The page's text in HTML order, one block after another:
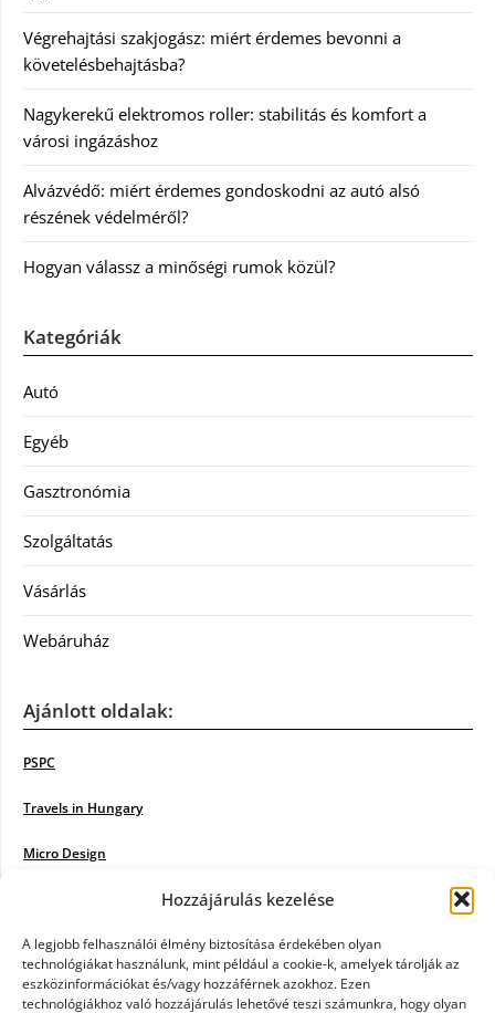
Hozzájárulás kezelése
A legjobb felhasználói élmény biztosítása érdekében olyan
technológiákat használunk, mint például a cookie-k, amelyek tárolják az
eszközinformációkat és/vagy hozzáférnek azokhoz. Ezen
technológiákhoz való hozzájárulás lehetővé teszi számunkra, hogy olyan
Végrehajtási szakjogász: miért érdemes bevonni a
követelésbehajtásba?
Nagykerekű elektromos roller: stabilitás és komfort a
városi ingázáshoz
Alvázvédő: miért érdemes gondoskodni az autó alsó
részének védelméről?
Hogyan válassz a minőségi rumok közül?
Kategóriák
Autó
Egyéb
Gasztronómia
Szolgáltatás
Vásárlás
Webáruház
Ajánlott oldalak:
PSPC
Travels in Hungary
Micro Design
Poiwiki
Öntözőrendszer